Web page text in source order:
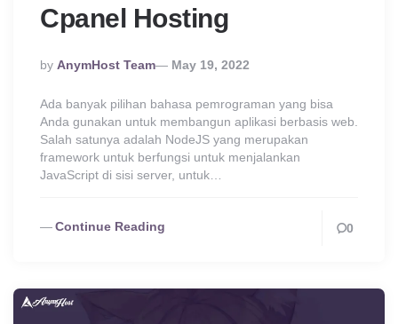
Cpanel Hosting
Posted
By
By AnymHost Team May 19, 2022
Ada banyak pilihan bahasa pemrograman yang bisa
Anda gunakan untuk membangun aplikasi berbasis web.
Salah satunya adalah NodeJS yang merupakan
framework untuk berfungsi untuk menjalankan
JavaScript di sisi server, untuk…
Continue Reading 0